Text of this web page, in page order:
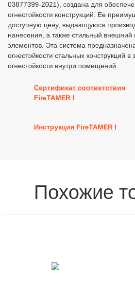
03877399-2021), создана для
огнестойкости конструкций. Ее
доступную цену, выдающуюся
нанесения, а также стильный внешний
элементов. Эта система
огнестойкости стальных конструкций в
огнестойкости внутри помещений.
Сертификат соответствия
FireTAMER I
Инструкция FireTAMER I
Похожие